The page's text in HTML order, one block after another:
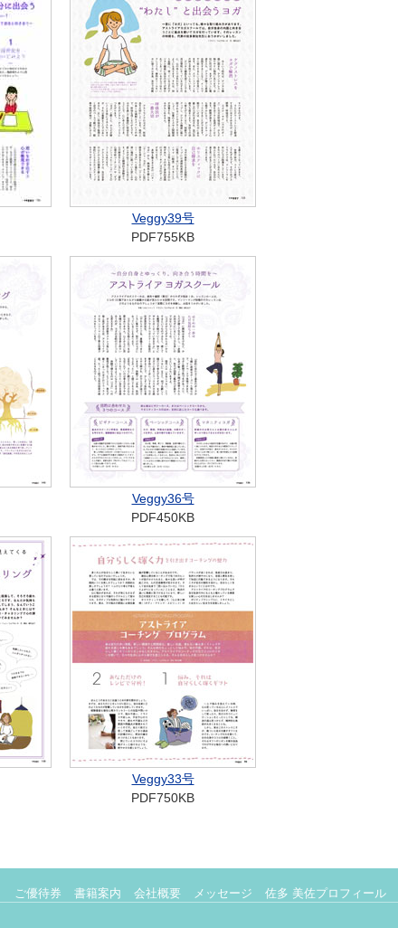
Veggy39号
PDF755KB
Veggy36号
PDF450KB
Veggy33号
PDF750KB
ご優待券 書籍案内 会社概要 メッセージ 佐多 美佐プロフィール